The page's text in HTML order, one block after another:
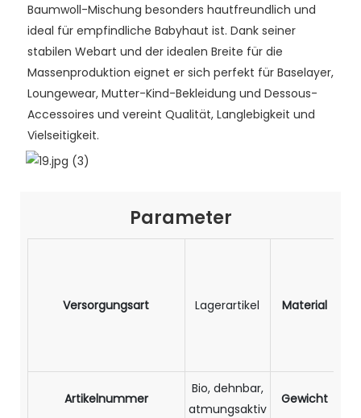
Baumwoll-Mischung besonders hautfreundlich und
ideal für empfindliche Babyhaut ist. Dank seiner
stabilen Webart und der idealen Breite für die
Massenproduktion eignet er sich perfekt für Baselayer,
Loungewear, Mutter-Kind-Bekleidung und Dessous-
Accessoires und vereint Qualität, Langlebigkeit und
Vielseitigkeit.
Parameter
Versorgungsart Lagerartikel Material
Artikelnummer
Bio, dehnbar,
atmungsaktiv
Gewicht